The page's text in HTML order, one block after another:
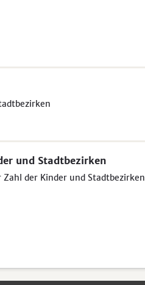
und Stadtbezirken
der Kinder und Stadtbezirken